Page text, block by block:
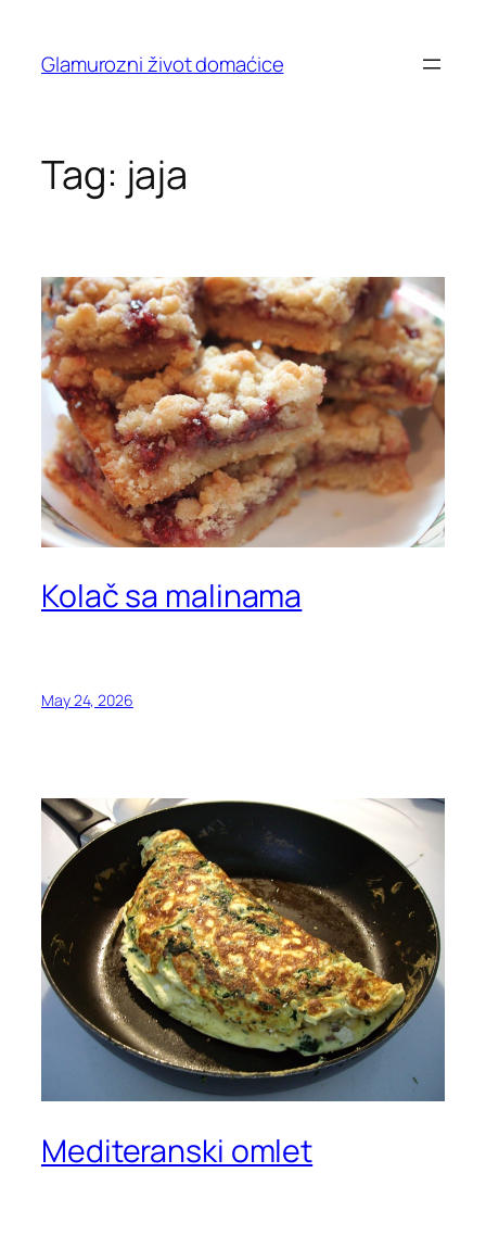
content
Glamurozni život domaćice
Tag: jaja
Kolač sa malinama
May 24, 2026
Mediteranski omlet